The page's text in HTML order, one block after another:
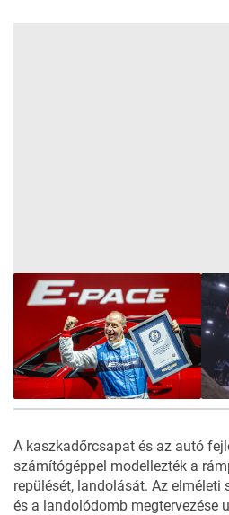
A kaszkadőrcsapat és az autó
számítógéppel modellezték a
repülését, landolását. Az elméleti
és a landolódomb megtervezése